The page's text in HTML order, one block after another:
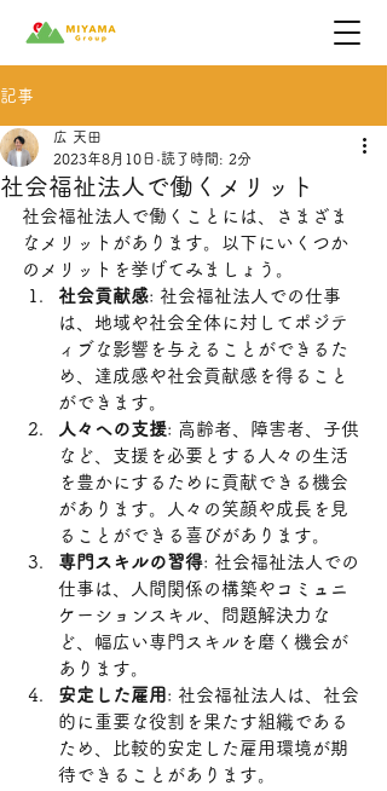
記事
社会福祉法人で働くメリット
広 天田
2023年8月10日 読了時間: 2分
社会福祉法人で働くことには、さまざま
なメリットがあります。以下にいくつか
のメリットを挙げてみましょう。
社会貢献感: 社会福祉法人での仕事
は、地域や社会全体に対してポジテ
ィブな影響を与えることができるた
め、達成感や社会貢献感を得ること
ができます。
人々への支援: 高齢者、障害者、子供
など、支援を必要とする人々の生活
を豊かにするために貢献できる機会
があります。人々の笑顔や成長を見
ることができる喜びがあります。
専門スキルの習得: 社会福祉法人での
仕事は、人間関係の構築やコミュニ
ケーションスキル、問題解決力な
ど、幅広い専門スキルを磨く機会が
あります。
安定した雇用 : 社会福祉法人は、社会
的に重要な役割を果たす組織である
ため、比較的安定した雇用環境が期
待できることがあります。